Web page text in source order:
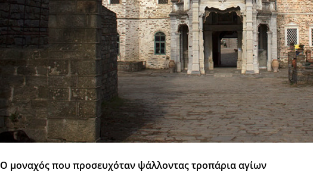
Ο μοναχός που προσευχόταν ψάλλοντας τροπάρια αγίων